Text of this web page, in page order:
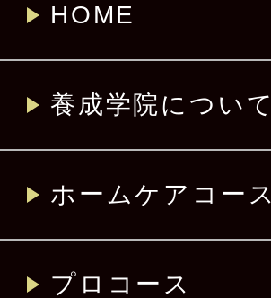
HOME
養成学院について
ホームケアコース
プロコース